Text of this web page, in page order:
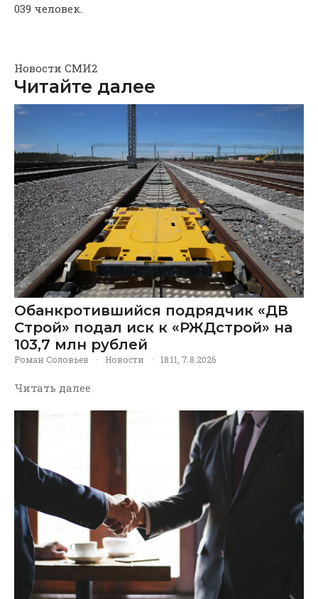
039 человек.
Новости СМИ2
Читайте далее
Обанкротившийся подрядчик «ДВ
Строй» подал иск к «РЖДстрой» на
103,7 млн рублей
Роман Соловьев · Новости · 18:11, 7.8.2026
Читать далее